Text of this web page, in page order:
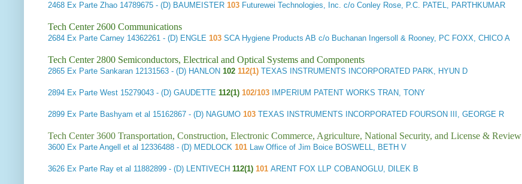
2468 Ex Parte Zhao 14789675 - (D) BAUMEISTER 103 Futurewei Technologies, Inc. c/o Conley Rose, P.C. PATEL, PARTHKUMAR
Tech Center 2600 Communications
2684 Ex Parte Carney 14362261 - (D) ENGLE 103 SCA Hygiene Products AB c/o Buchanan Ingersoll & Rooney, PC FOXX, CHICO A
Tech Center 2800 Semiconductors, Electrical and Optical Systems and Components
2865 Ex Parte Sankaran 12131563 - (D) HANLON 102 112(1) TEXAS INSTRUMENTS INCORPORATED PARK, HYUN D
2894 Ex Parte West 15279043 - (D) GAUDETTE 112(1) 102/103 IMPERIUM PATENT WORKS TRAN, TONY
2899 Ex Parte Bashyam et al 15162867 - (D) NAGUMO 103 TEXAS INSTRUMENTS INCORPORATED FOURSON III, GEORGE R
Tech Center 3600 Transportation, Construction, Electronic Commerce, Agriculture, National Security, and License & Review
3600 Ex Parte Angell et al 12336488 - (D) MEDLOCK 101 Law Office of Jim Boice BOSWELL, BETH V
3626 Ex Parte Ray et al 11882899 - (D) LENTIVECH 112(1) 101 ARENT FOX LLP COBANOGLU, DILEK B